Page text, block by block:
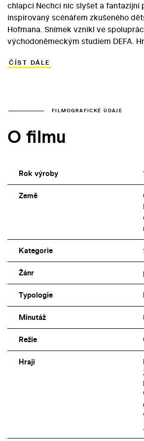
chlapci Nechci nic slyšet a fantazijní
inspirovaný scénářem zkušeného
Hofmana. Snímek vznikl ve
východoněmeckým studiem DEFA.
rodinným příjmením si děti cestou do
prostoru se tak vyskytuje kočka
pro představitele Radka, Pavla
Fuchsová.
ČÍST DÁLE
FILMOGRAFICKÉ ÚDAJE
O filmu
Rok výroby
Země
Kategorie
Žánr
Typologie
Minutáž
Režie
Hrají